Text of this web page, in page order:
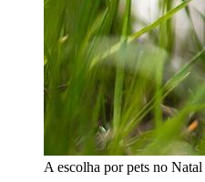
A escolha por pets no